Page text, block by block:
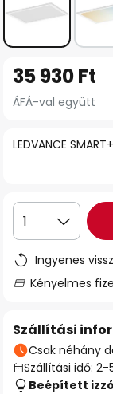
képgaléria
LEDVANCE
35 930 Ft
ÁFÁ-val együtt
1
Ingyenes
Kényelmes
Szállítási
Csak néhány
Szállítási idő:
Beépített izzó